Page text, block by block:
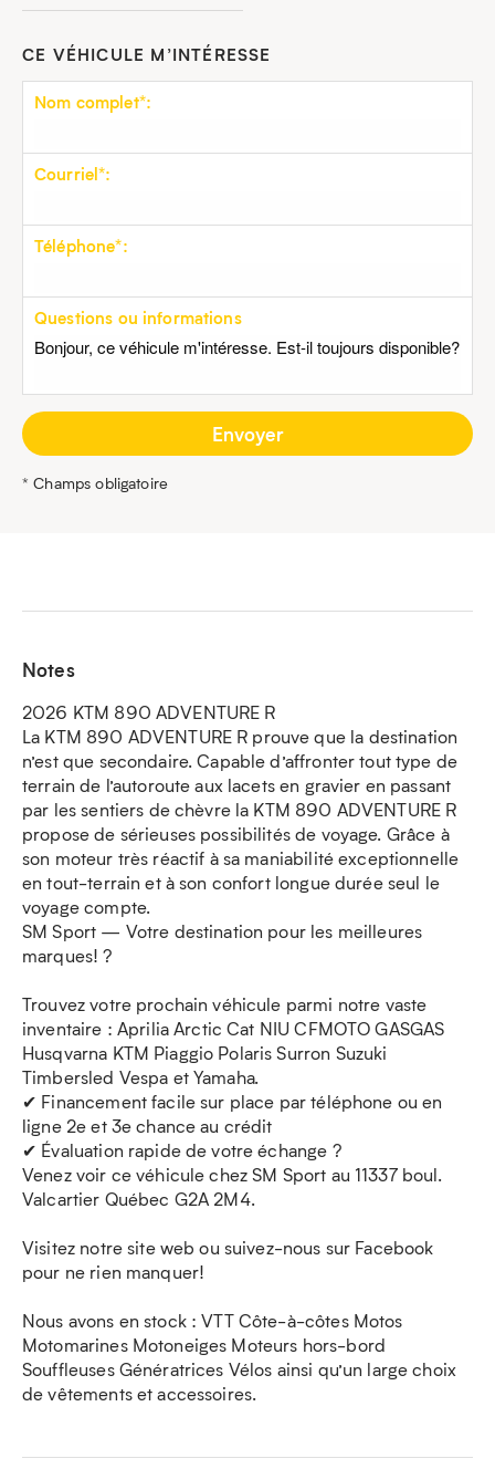
CE VÉHICULE M’INTÉRESSE
Nom complet*:
Courriel*:
Téléphone*:
Questions ou informations
* Champs obligatoire
Notes
2026 KTM 890 ADVENTURE R
La KTM 890 ADVENTURE R prouve que la destination
n’est que secondaire. Capable d’affronter tout type de
terrain de l’autoroute aux lacets en gravier en passant
par les sentiers de chèvre la KTM 890 ADVENTURE R
propose de sérieuses possibilités de voyage. Grâce à
son moteur très réactif à sa maniabilité exceptionnelle
en tout-terrain et à son confort longue durée seul le
voyage compte.
SM Sport — Votre destination pour les meilleures
marques! ?
Trouvez votre prochain véhicule parmi notre vaste
inventaire : Aprilia Arctic Cat NIU CFMOTO GASGAS
Husqvarna KTM Piaggio Polaris Surron Suzuki
Timbersled Vespa et Yamaha.
✔ Financement facile sur place par téléphone ou en
ligne 2e et 3e chance au crédit
✔ Évaluation rapide de votre échange ?
Venez voir ce véhicule chez SM Sport au 11337 boul.
Valcartier Québec G2A 2M4.
Visitez notre site web ou suivez-nous sur Facebook
pour ne rien manquer!
Nous avons en stock : VTT Côte-à-côtes Motos
Motomarines Motoneiges Moteurs hors-bord
Souffleuses Génératrices Vélos ainsi qu’un large choix
de vêtements et accessoires.